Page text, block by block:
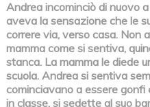
Andrea incominciò di nuovo
aveva la sensazione che le
correre via, verso casa. Non
mamma come si sentiva,
stanca. La mamma le diede
scuola. Andrea si sentiva
cominciavano a essere
in classe, si sedette al suo